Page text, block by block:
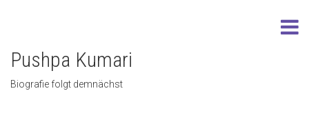
Pushpa Kumari
Biografie folgt demnächst